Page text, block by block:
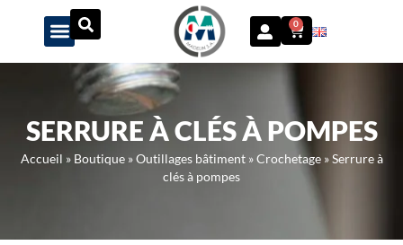
Panneau de gestion des cookies
0
SERRURE À CLÉS À POMPES
Accueil » Boutique»Outillages bâtiment»Crochetage»Serrure à
clés à pompes